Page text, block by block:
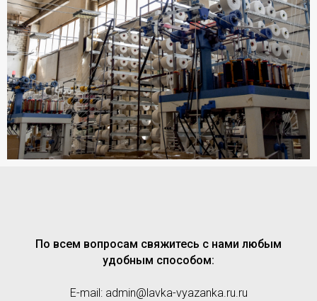
По всем вопросам свяжитесь с нами любым
удобным способом:
E-mail: admin@lavka-vyazanka.ru.ru